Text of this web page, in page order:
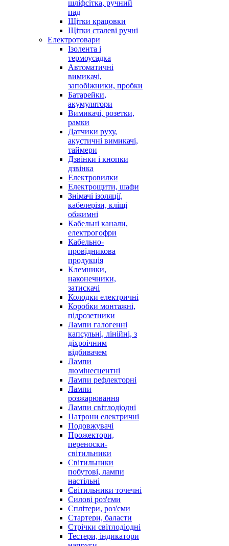
шліфсітка, ручний
пад
Щітки крацовки
Щітки сталеві ручні
Електротовари
Ізолента і
термоусадка
Автоматичні
вимикачі,
запобіжники, пробки
Батарейки,
акумулятори
Вимикачі, розетки,
рамки
Датчики руху,
акустичні вимикачі,
таймери
Дзвінки і кнопки
дзвінка
Електровилки
Електрощити, шафи
Знімачі ізоляції,
кабелерізи, кліщі
обжимні
Кабельні канали,
електрогофри
Кабельно-
провідникова
продукція
Клемники,
наконечники,
затискачі
Колодки електричні
Коробки монтажні,
підрозетники
Лампи галогенні
капсульні, лінійні, з
діхроічним
відбивачем
Лампи
люмінесцентні
Лампи рефлекторні
Лампи
розжарювання
Лампи світлодіодні
Патрони електричні
Подовжувачі
Прожектори,
переноски-
світильники
Світильники
побутові, лампи
настільні
Світильники точечні
Силові роз'єми
Сплітери, роз'єми
Стартери, баласти
Стрічки світлодіодні
Тестери, індикатори